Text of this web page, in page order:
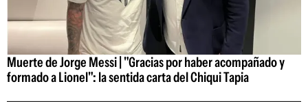
Muerte de Jorge Messi | "Gracias por haber acompañado y
formado a Lionel": la sentida carta del Chiqui Tapia